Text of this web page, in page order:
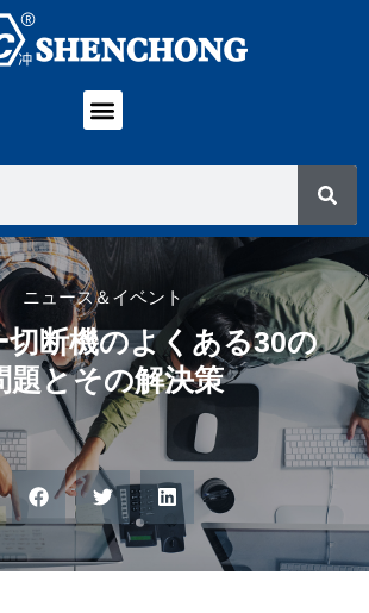
ニュース＆イベント
切断機のよくある30の
題とその解決策